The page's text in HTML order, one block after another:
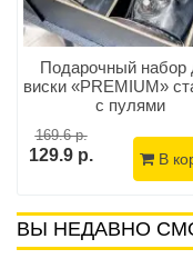
Подарочный набор
виски «PREMIUM»
с пулями
169.6 р.
129.9 р. В
ВЫ НЕДАВНО